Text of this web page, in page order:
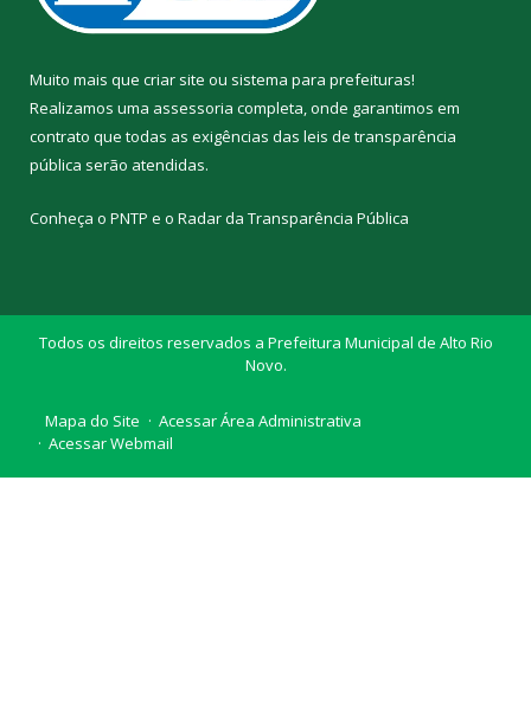
Muito mais que criar site ou sistema para prefeituras!
Realizamos uma assessoria completa, onde garantimos em
contrato que todas as exigências das leis de transparência
pública serão atendidas.
Conheça o PNTP e o Radar da Transparência Pública
Todos os direitos reservados a Prefeitura Municipal de Alto Rio
Novo.
Mapa do Site
Acessar Área Administrativa
Acessar Webmail